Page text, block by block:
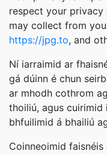
respect your
may collect from
https://jpg.to, and
Ní iarraimid ar
gá dúinn é chun
ar mhodh cothrom
thoiliú, agus
bhfuilimid á bhailiú
Coinneoimid